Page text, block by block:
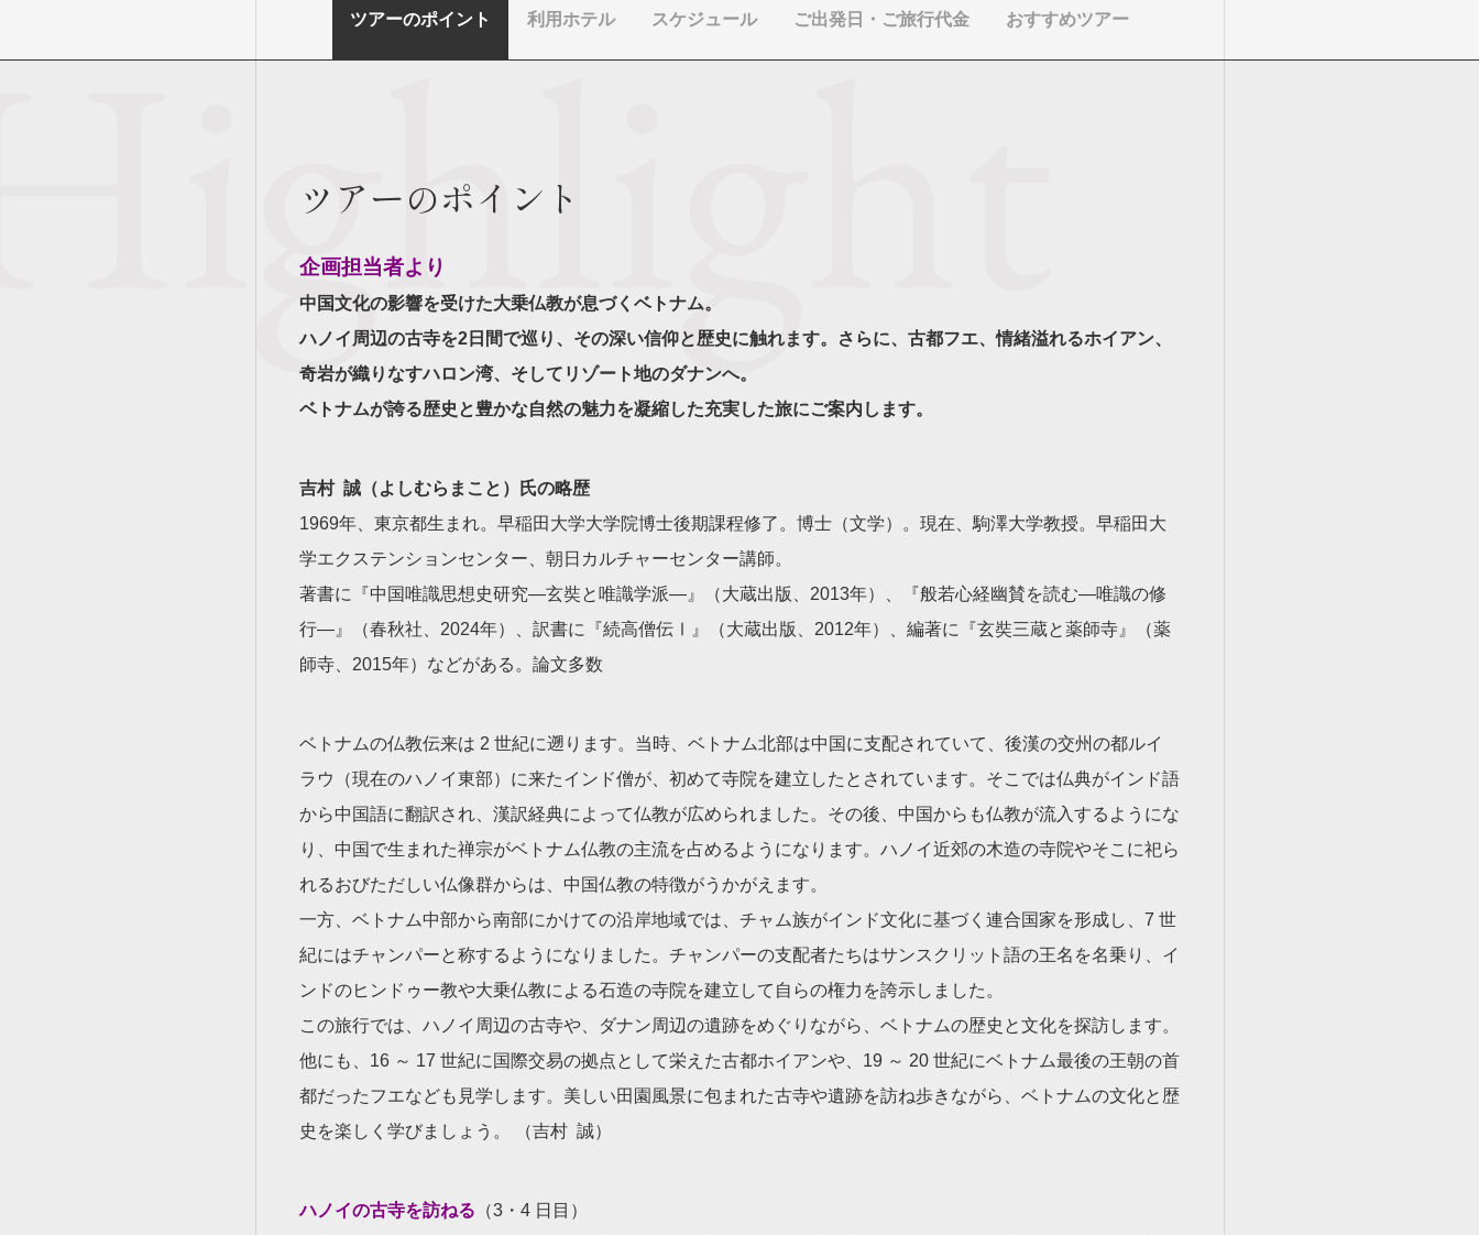
ツアーのポイント 利用ホテル スケジュール ご出発日・ご旅行代金 おすすめツアー
ツアーのポイント
企画担当者より
中国文化の影響を受けた大乗仏教が息づくベトナム。
ハノイ周辺の古寺を2日間で巡り、その深い信仰と歴史に触れます。さらに、古都フエ、情緒溢れるホイアン、
奇岩が織りなすハロン湾、そしてリゾート地のダナンへ。
ベトナムが誇る歴史と豊かな自然の魅力を凝縮した充実した旅にご案内します。
吉村 誠（よしむらまこと）氏の略歴
1969年、東京都生まれ。早稲田大学大学院博士後期課程修了。博士（文学）。現在、駒澤大学教授。早稲田大
学エクステンションセンター、朝日カルチャーセンター講師。
著書に『中国唯識思想史研究―玄奘と唯識学派―』（大蔵出版、2013年）、『般若心経幽賛を読む―唯識の修
行―』（春秋社、2024年）、訳書に『続高僧伝Ⅰ』（大蔵出版、2012年）、編著に『玄奘三蔵と薬師寺』（薬
師寺、2015年）などがある。論文多数
ベトナムの仏教伝来は 2 世紀に遡ります。当時、ベトナム北部は中国に支配されていて、後漢の交州の都ルイ
ラウ（現在のハノイ東部）に来たインド僧が、初めて寺院を建立したとされています。そこでは仏典がインド語
から中国語に翻訳され、漢訳経典によって仏教が広められました。その後、中国からも仏教が流入するようにな
り、中国で生まれた禅宗がベトナム仏教の主流を占めるようになります。ハノイ近郊の木造の寺院やそこに祀ら
れるおびただしい仏像群からは、中国仏教の特徴がうかがえます。
一方、ベトナム中部から南部にかけての沿岸地域では、チャム族がインド文化に基づく連合国家を形成し、7 世
紀にはチャンパーと称するようになりました。チャンパーの支配者たちはサンスクリット語の王名を名乗り、イ
ンドのヒンドゥー教や大乗仏教による石造の寺院を建立して自らの権力を誇示しました。
この旅行では、ハノイ周辺の古寺や、ダナン周辺の遺跡をめぐりながら、ベトナムの歴史と文化を探訪します。
他にも、16 ～ 17 世紀に国際交易の拠点として栄えた古都ホイアンや、19 ～ 20 世紀にベトナム最後の王朝の首
都だったフエなども見学します。美しい田園風景に包まれた古寺や遺跡を訪ね歩きながら、ベトナムの文化と歴
史を楽しく学びましょう。 （吉村 誠）
ハノイの古寺を訪ねる （3・4 日目）